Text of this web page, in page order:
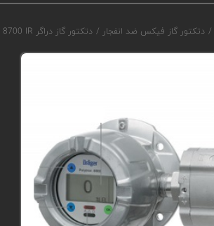
/ دتکتور گاز فیکس ضد انفجار / دتکتور گاز دراگر Polytron 8700 IR مدل 8344619